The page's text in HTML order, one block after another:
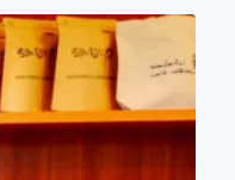
舞台・パ
フード・